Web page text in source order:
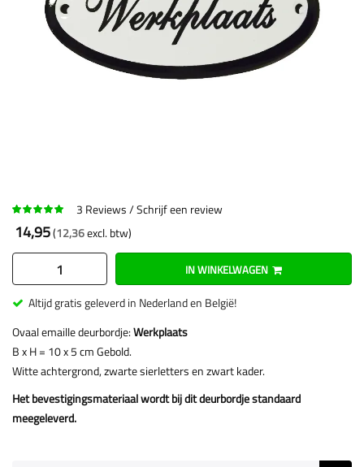
3 Reviews Schrijf een review
14,95 12,36
IN WINKELWAGEN
Altijd gratis geleverd in Nederland en België!
Ovaal emaille deurbordje:Werkplaats
B x H = 10 x 5 cm Gebold.
Witte achtergrond, zwarte sierletters en zwart kader.
Het bevestigingsmateriaal wordt bij dit deurbordje standaard
meegeleverd.